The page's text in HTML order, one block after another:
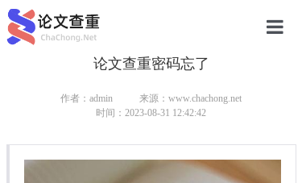
论文查重密码忘了
作者：admin
来源：www.chachong.net
时间：2023-08-31 12:42:42